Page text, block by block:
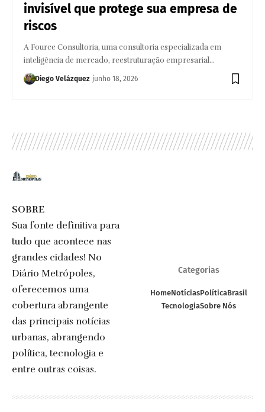
invisível que protege sua empresa de
riscos
A Fource Consultoria, uma consultoria especializada em
inteligência de mercado, reestruturação empresarial…
Diego Velázquez junho 18, 2026
SOBRE
Sua fonte definitiva para
tudo que acontece nas
grandes cidades! No
Diário Metrópoles,
oferecemos uma
cobertura abrangente
das principais notícias
urbanas, abrangendo
política, tecnologia e
entre outras coisas.
Categorias
HomeNotíciasPolíticaBrasil
TecnologiaSobre Nós